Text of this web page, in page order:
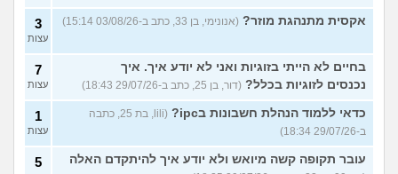
אקסית מתנהגת מוזר? (אנונימי, בן 33, כתב ב-03/08/26 15:14) 3
עצות
בחיים לא הייתי בזוגיות ואני לא יודע איך. איך
נכנסים לזוגיות בכלל? (דור, בן 25, כתב ב-29/07/26 18:43)
7
עצות
כדאי ללמוד הנהלת חשבונות בipc?
(lili, בת 25, כתבה
ב-29/07/26 18:34)
1
עצות
עובר תקופה קשה מיואש ולא יודע איך להיתקדם האלה 5